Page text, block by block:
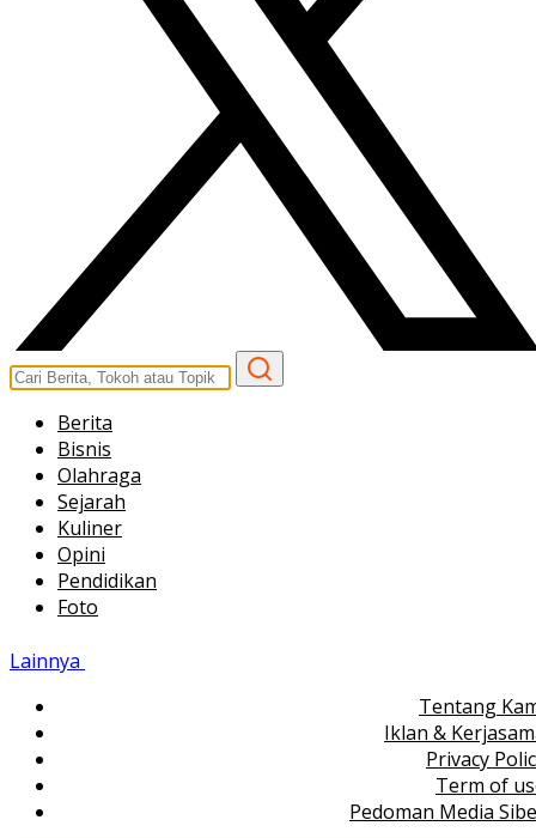
Berita
Bisnis
Olahraga
Sejarah
Kuliner
Opini
Pendidikan
Foto
Lainnya
Tentang
Iklan &
Privacy
Term of
Pedoman Media